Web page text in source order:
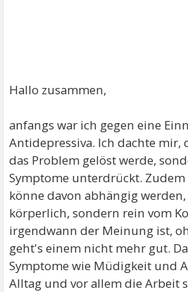
Hallo zusammen,
anfangs war ich gegen eine
Antidepressiva. Ich dachte mir,
das Problem gelöst werde,
Symptome unterdrückt.
könne davon abhängig
körperlich, sondern rein vom
irgendwann der Meinung ist,
geht's einem nicht mehr gut.
Symptome wie Müdigkeit und
Alltag und vor allem die Arbeit